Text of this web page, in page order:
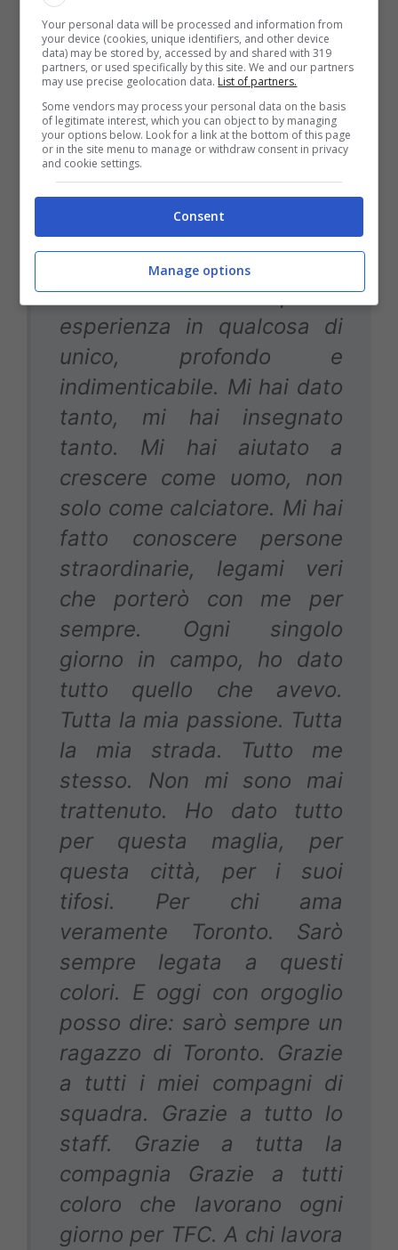
Toronto… Grazie per avermi
accolto come uno dei
vostri. Grazie per aver
abbracciato la mia famiglia,
per averci fatto sentire
parte della vostra anima,
della vostra comunità. Hai
trasformato questa
esperienza in qualcosa di
unico, profondo e
indimenticabile. Mi hai dato
tanto, mi hai insegnato
tanto. Mi hai aiutato a
crescere come uomo, non
solo come calciatore. Mi hai
fatto conoscere persone
straordinarie, legami veri
che porterò con me per
sempre. Ogni singolo
giorno in campo, ho dato
tutto quello che avevo.
Tutta la mia passione. Tutta
la mia strada. Tutto me
stesso. Non mi sono mai
trattenuto. Ho dato tutto
per questa maglia, per
questa città, per i suoi
tifosi. Per chi ama
veramente Toronto. Sarò
sempre legata a questi
colori. E oggi con orgoglio
posso dire: sarò sempre un
ragazzo di Toronto. Grazie
a tutti i miei compagni di
squadra. Grazie a tutto lo
staff. Grazie a tutta la
compagnia Grazie a tutti
coloro che lavorano ogni
giorno per TFC. A chi lavora
Your personal data will be processed and information from
your device (cookies, unique identifiers, and other device
data) may be stored by, accessed by and shared with 319
partners, or used specifically by this site. We and our partners
may use precise geolocation data. List of partners.
Some vendors may process your personal data on the basis
of legitimate interest, which you can object to by managing
your options below. Look for a link at the bottom of this page
or in the site menu to manage or withdraw consent in privacy
and cookie settings.
Consent
Manage options